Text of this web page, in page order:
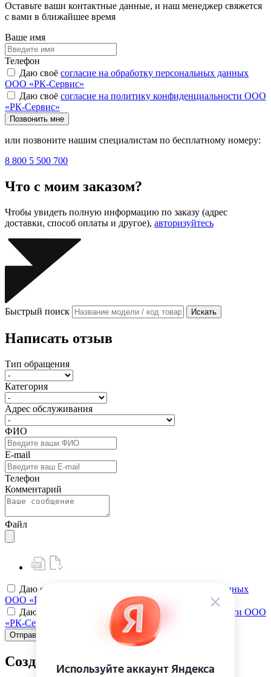
Оставьте ваши контактные данные, и наш менеджер свяжется
с вами в ближайшее время
Ваше имя
Телефон
Даю своё согласие на обработку персональных данных
ООО «РК-Сервис»
Даю своё согласие на политику конфиденциальности ООО
«РК-Сервис»
Позвонить мне
или позвоните нашим специалистам по бесплатному номеру:
8 800 5 500 700
Что с моим заказом?
Чтобы увидеть полную информацию по заказу (адрес
доставки, способ оплаты и другое), авторизуйтесь
Быстрый поиск Искать
Написать отзыв
Тип обращения
Категория
Адрес обслуживания
ФИО
E-mail
Телефон
Комментарий
Файл
Даю своё
согласие на обработку персональных данных
ООО «РК-Сервис»
Даю своё
согласие на политику конфиденциальности ООО
«РК-Сервис»
Отправить
Создать карту клиента